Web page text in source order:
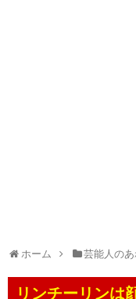
ホーム 芸能人のあ
リンチーリンは